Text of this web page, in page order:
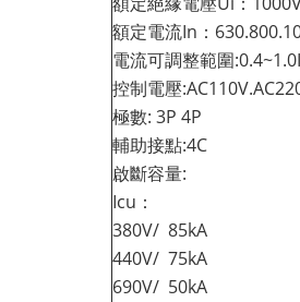
額定電流In：
電流可調整範圍
控制電壓
極數: 3P 4P
輔助接點:4C
啟斷容量:
Icu：
380V/ 85kA
440V/ 75kA
690V/ 50kA